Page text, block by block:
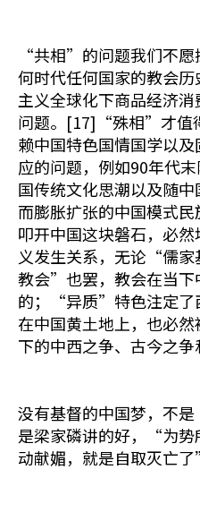
“共相”的问题我们不
何时代任何国家的教会
主义全球化下商品经济
问题。[17]“殊相”才值
赖中国特色国情国学以
应的问题，例如90年代
国传统文化思潮以及随
而膨胀扩张的中国模式
叩开中国这块磐石，必
义发生关系，无论“儒
教会”也罢，教会在当下
的；“异质”特色注定了
在中国黄土地上，也必
下的中西之争、古今之争
没有基督的中国梦，不
是梁家磷讲的好，“为势
动献媚，就是自取灭亡